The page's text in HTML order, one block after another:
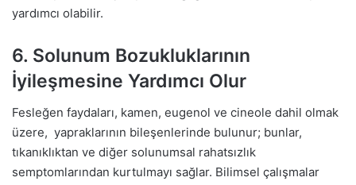
yardımcı olabilir.
6. Solunum Bozukluklarının
İyileşmesine Yardımcı Olur
Fesleğen faydaları, kamen, eugenol ve cineole dahil olmak
üzere, yapraklarının bileşenlerinde bulunur; bunlar,
tıkanıklıktan ve diğer solunumsal rahatsızlık
semptomlarından kurtulmayı sağlar. Bilimsel çalışmalar